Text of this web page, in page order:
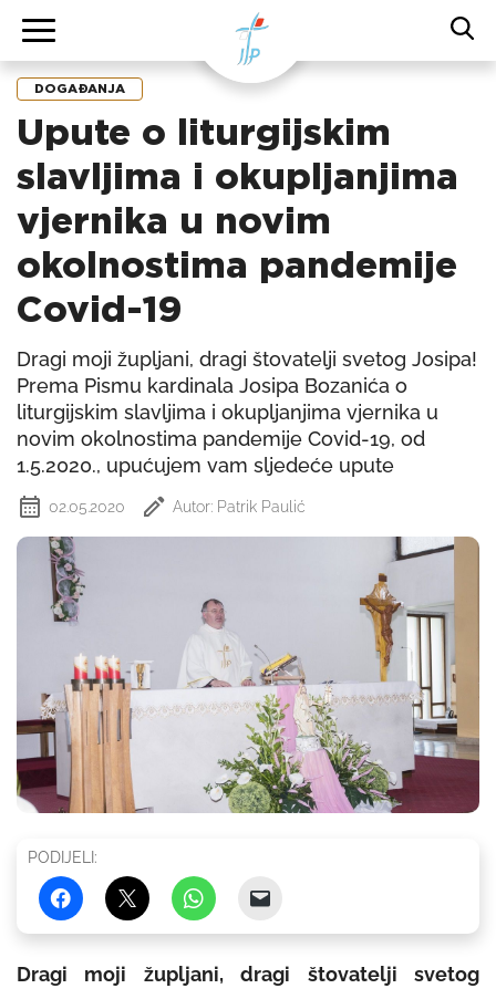
DOGAĐANJA
Upute o liturgijskim
slavljima i okupljanjima
vjernika u novim
okolnostima pandemije
Covid-19
Dragi moji župljani, dragi štovatelji svetog Josipa!
Prema Pismu kardinala Josipa Bozanića o
liturgijskim slavljima i okupljanjima vjernika u
novim okolnostima pandemije Covid-19, od
1.5.2020., upućujem vam sljedeće upute
02.05.2020 Autor: Patrik Paulić
PODIJELI:
Dragi moji župljani, dragi štovatelji svetog